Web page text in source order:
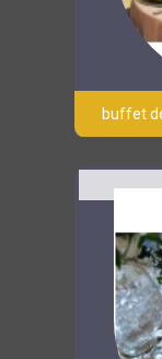
buffet